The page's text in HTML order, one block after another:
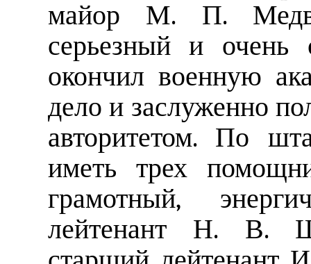
майор М. П.
серьезный и
окончил военную
дело и заслуженно
авторитетом. По
иметь трех
грамотный,
лейтенант Н. В.